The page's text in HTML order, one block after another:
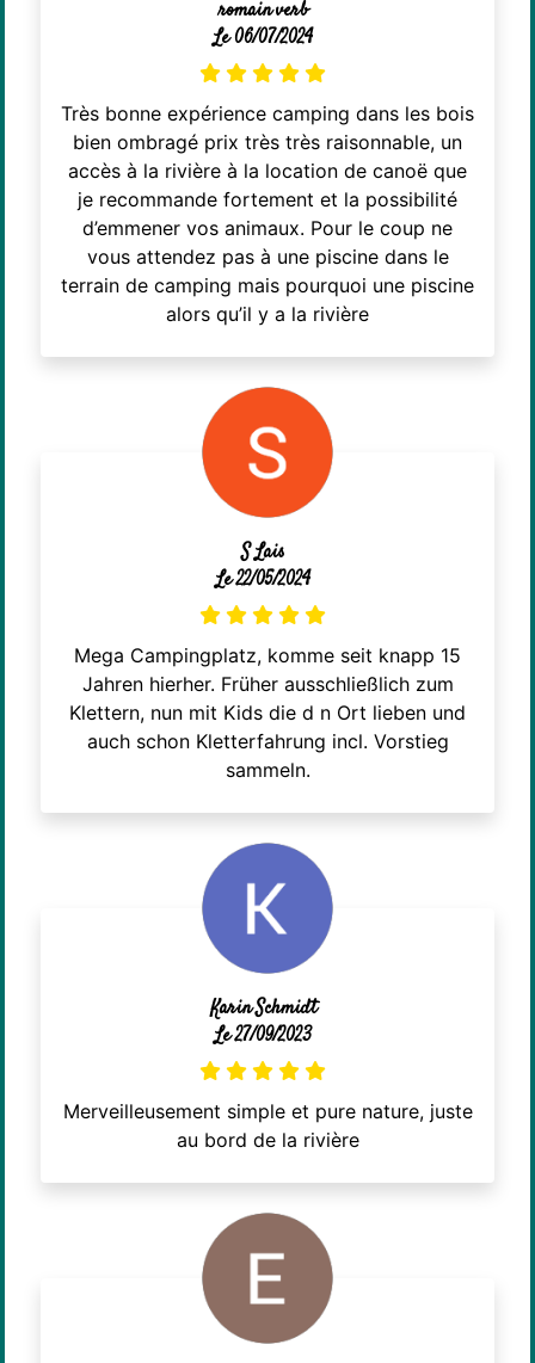
romain verb
Le 06/07/2024
Très bonne expérience camping dans les bois
bien ombragé prix très très raisonnable, un
accès à la rivière à la location de canoë que
je recommande fortement et la possibilité
d’emmener vos animaux. Pour le coup ne
vous attendez pas à une piscine dans le
terrain de camping mais pourquoi une piscine
alors qu’il y a la rivière
S Lais
Le 22/05/2024
Mega Campingplatz, komme seit knapp 15
Jahren hierher. Früher ausschließlich zum
Klettern, nun mit Kids die d n Ort lieben und
auch schon Kletterfahrung incl. Vorstieg
sammeln.
Karin Schmidt
Le 27/09/2023
Merveilleusement simple et pure nature, juste
au bord de la rivière